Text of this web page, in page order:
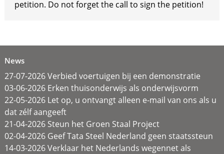
petition. Do not forget the call to sign the petition!
News
27-07-2026 Verbied voertuigen bij een demonstratie
03-06-2026 Erken thuisonderwijs als onderwijsvorm
22-05-2026 Let op, u ontvangt alleen e-mail van ons als u
dat zélf aangeeft
21-04-2026 Steun het Groen Staal Project
02-04-2026 Geef Tata Steel Nederland geen staatssteun
14-03-2026 Verklaar het Nederlands wegennet als